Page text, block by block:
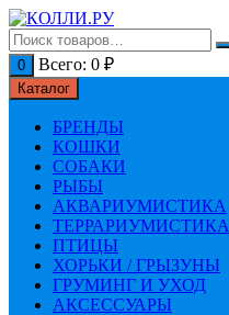
Перейти
к
содержимому
0 Всего: 0 ₽
Каталог
БРЕНДЫ
КОШКИ
СОБАКИ
РЫБЫ
АКВАРИУМИСТИКА
ТЕРРАРИУМИСТИКА
ПТИЦЫ
ХОРЬКИ / ГРЫЗУНЫ
ГРУМИНГ И УХОД
АКСЕССУАРЫ